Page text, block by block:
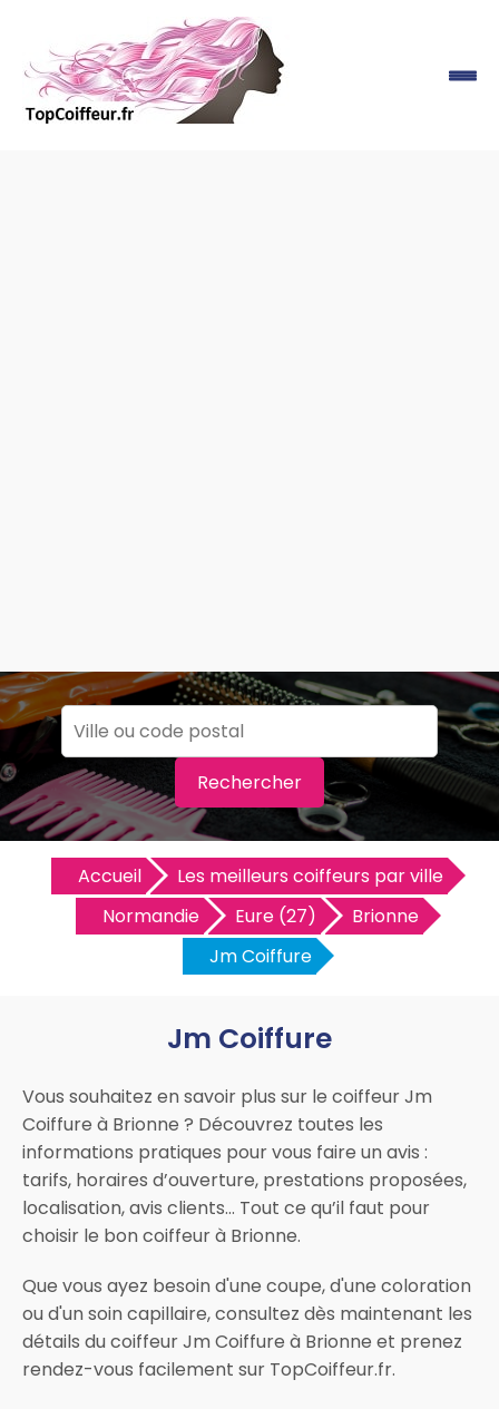
Rechercher
Accueil
Les meilleurs coiffeurs par ville
Normandie
Eure (27)
Brionne
Jm Coiffure
Jm Coiffure
Vous souhaitez en savoir plus sur le coiffeur Jm
Coiffure à Brionne ? Découvrez toutes les
informations pratiques pour vous faire un avis :
tarifs, horaires d’ouverture, prestations proposées,
localisation, avis clients… Tout ce qu’il faut pour
choisir le bon coiffeur à Brionne.
Que vous ayez besoin d'une coupe, d'une coloration
ou d'un soin capillaire, consultez dès maintenant les
détails du coiffeur Jm Coiffure à Brionne et prenez
rendez-vous facilement sur TopCoiffeur.fr.